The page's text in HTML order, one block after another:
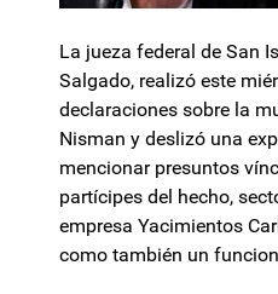
La jueza federal de San
Salgado, realizó este
declaraciones sobre la
Nisman y deslizó una
mencionar presuntos
partícipes del hecho,
empresa Yacimientos
como también un